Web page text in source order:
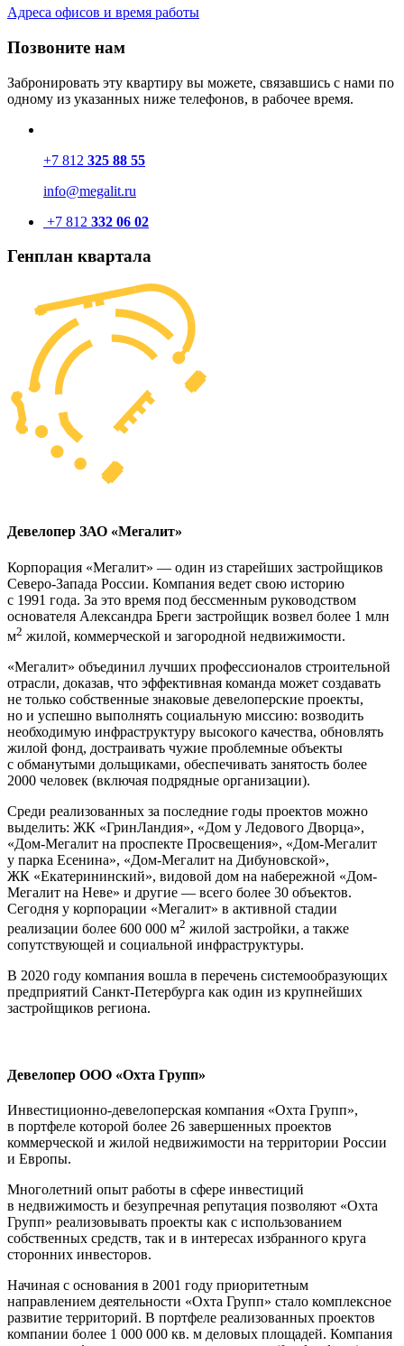
Адреса офисов и время работы
Позвоните нам
Забронировать эту квартиру вы можете, связавшись с нами по
одному из указанных ниже телефонов, в рабочее время.
+7 812 325 88 55
info@megalit.ru
+7 812 332 06 02
Генплан квартала
Девелопер ЗАО «Мегалит»
Корпорация «Мегалит» — один из старейших застройщиков
Северо-Запада России. Компания ведет свою историю
с 1991 года. За это время под бессменным руководством
основателя Александра Бреги застройщик возвел более 1 млн
м2 жилой, коммерческой и загородной недвижимости.
«Мегалит» объединил лучших профессионалов строительной
отрасли, доказав, что эффективная команда может создавать
не только собственные знаковые девелоперские проекты,
но и успешно выполнять социальную миссию: возводить
необходимую инфраструктуру высокого качества, обновлять
жилой фонд, достраивать чужие проблемные объекты
с обманутыми дольщиками, обеспечивать занятость более
2000 человек (включая подрядные организации).
Среди реализованных за последние годы проектов можно
выделить: ЖК «ГринЛандия», «Дом у Ледового Дворца»,
«Дом-Мегалит на проспекте Просвещения», «Дом-Мегалит
у парка Есенина», «Дом-Мегалит на Дибуновской»,
ЖК «Екатерининский», видовой дом на набережной «Дом-
Мегалит на Неве» и другие — всего более 30 объектов.
Сегодня у корпорации «Мегалит» в активной стадии
реализации более 600 000 м2 жилой застройки, а также
сопутствующей и социальной инфраструктуры.
В 2020 году компания вошла в перечень системообразующих
предприятий Санкт-Петербурга как один из крупнейших
застройщиков региона.
Девелопер ООО «Охта Групп»
Инвестиционно-девелоперская компания «Охта Групп»,
в портфеле которой более 26 завершенных проектов
коммерческой и жилой недвижимости на территории России
и Европы.
Многолетний опыт работы в сфере инвестиций
в недвижимость и безупречная репутация позволяют «Охта
Групп» реализовывать проекты как с использованием
собственных средств, так и в интересах избранного круга
сторонних инвесторов.
Начиная с основания в 2001 году приоритетным
направлением деятельности «Охта Групп» стало комплексное
развитие территорий. В портфеле реализованных проектов
компании более 1 000 000 кв. м деловых площадей. Компания